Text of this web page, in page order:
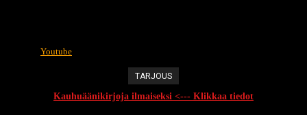
Youtube
TARJOUS
Kauhuäänikirjoja ilmaiseksi <--- Klikkaa tiedot